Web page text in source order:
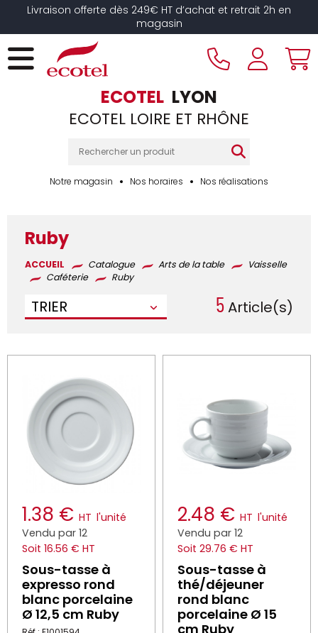
Livraison offerte dès 249€ HT d’achat et retrait 2h en
magasin
ECOTEL LYON
ECOTEL LOIRE ET RHÔNE
Notre magasin Nos horaires Nos réalisations
Ruby
ACCUEIL Catalogue Arts de la table
Vaisselle
Caféterie
Ruby
TRIER 5Article(s)
1.38 € HT l'unité
Vendu par 12
Soit 16.56 € HT
Sous-tasse à
expresso rond
blanc porcelaine
Ø 12,5 cm Ruby
2.48 € HT l'unité
Vendu par 12
Soit 29.76 € HT
Sous-tasse à
thé/déjeuner
rond blanc
porcelaine Ø 15
cm Ruby
Panneau de gestion des cookies